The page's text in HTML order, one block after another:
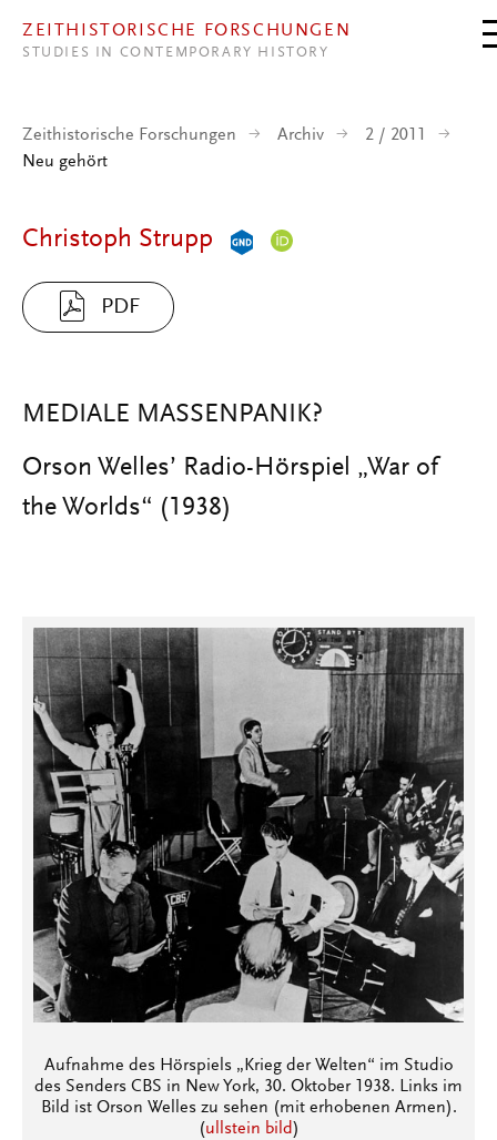
ZEITHISTORISCHE FORSCHUNGEN
STUDIES IN CONTEMPORARY HISTORY
Zeithistorische Forschungen Archiv
2 / 2011
Neu gehört
Christoph Strupp
PDF
MEDIALE MASSENPANIK?
Orson Welles’ Radio-Hörspiel „War of
the Worlds“ (1938)
Aufnahme des Hörspiels „Krieg der Welten“ im Studio
des Senders CBS in New York, 30. Oktober 1938. Links im
Bild ist Orson Welles zu sehen (mit erhobenen Armen).
(ullstein bild)